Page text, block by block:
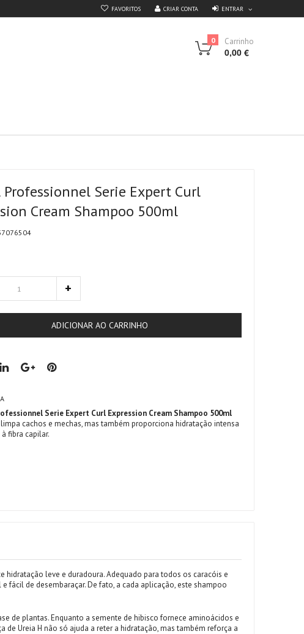
FAVORITOS CRIAR CONTA ENTRAR
Carrinho
0
0,00 €
Professionnel Serie Expert Curl
Cream Shampoo 500ml
ADICIONAR AO CARRINHO
Serie Expert Curl Expression Cream Shampoo 500ml
cachos e mechas, mas também proporciona hidratação intensa
fibra capilar.
leve e duradoura. Adequado para todos os caracóis e
fácil de desembaraçar. De fato, a cada aplicação, este shampoo
de plantas. Enquanto a semente de hibisco fornece aminoácidos e
Ureia H não só ajuda a reter a hidratação, mas também reforça a